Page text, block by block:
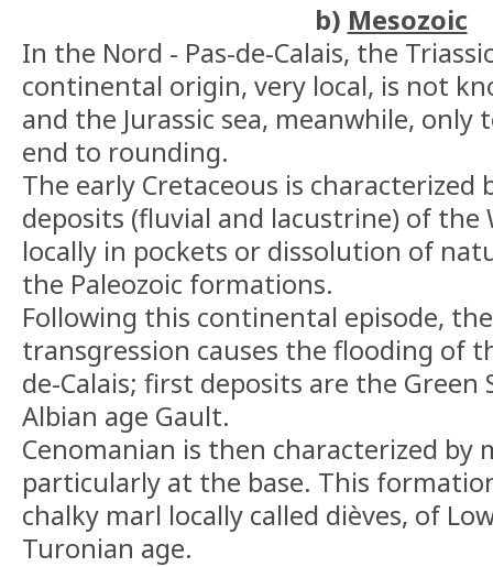
b) Mesozoic
In the Nord - Pas-de-Calais, the
continental origin, very local, is not
and the Jurassic sea, meanwhile,
end to rounding.
The early Cretaceous is characterized
deposits (fluvial and lacustrine) of the
locally in pockets or dissolution of
the Paleozoic formations.
Following this continental episode,
transgression causes the flooding of
de-Calais; first deposits are the Green
Albian age Gault.
Cenomanian is then characterized by
particularly at the base. This
chalky marl locally called dièves, of
Turonian age.